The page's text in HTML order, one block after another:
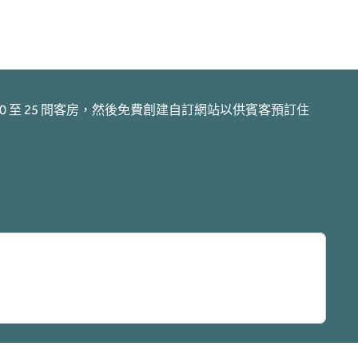
25 間客房，然後免費創建自訂網站以供賓客預訂住